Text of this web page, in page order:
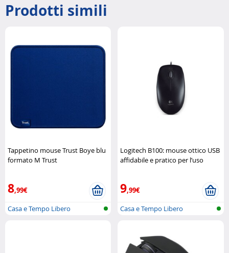
Prodotti simili
Tappetino mouse Trust Boye blu
formato M Trust
8,99€
Casa e Tempo Libero
Logitech B100: mouse ottico USB
affidabile e pratico per l’uso
9,99€
Casa e Tempo Libero